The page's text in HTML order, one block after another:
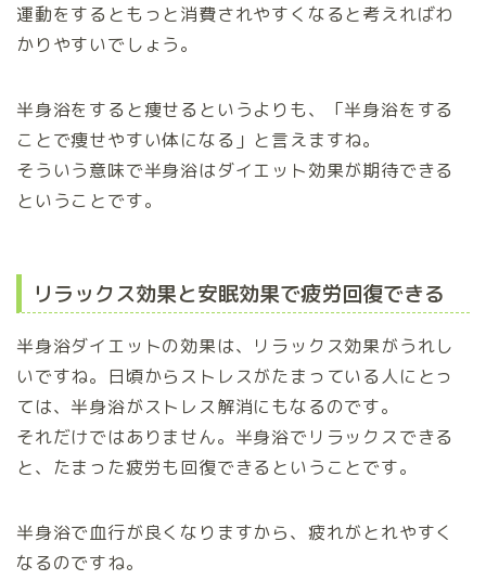
運動をするともっと消費されやすくなると考えればわ
かりやすいでしょう。
半身浴をすると痩せるというよりも、「半身浴をする
ことで痩せやすい体になる」と言えますね。
そういう意味で半身浴はダイエット効果が期待できる
ということです。
リラックス効果と安眠効果で疲労回復できる
半身浴ダイエットの効果は、リラックス効果がうれし
いですね。日頃からストレスがたまっている人にとっ
ては、半身浴がストレス解消にもなるのです。
それだけではありません。半身浴でリラックスできる
と、たまった疲労も回復できるということです。
半身浴で血行が良くなりますから、疲れがとれやすく
なるのですね。